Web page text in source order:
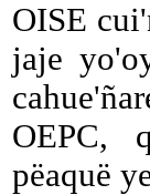
OISE
jaje
OEPC,
pëaquë